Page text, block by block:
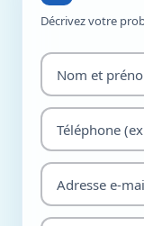
Décrivez votre